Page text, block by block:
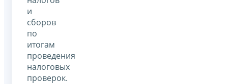
и
сборов
по
итогам
проведения
налоговых
проверок.